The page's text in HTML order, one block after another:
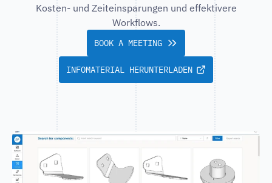
Kosten- und Zeiteinsparungen und effektivere
Workflows.
BOOK A MEETING
INFOMATERIAL HERUNTERLADEN